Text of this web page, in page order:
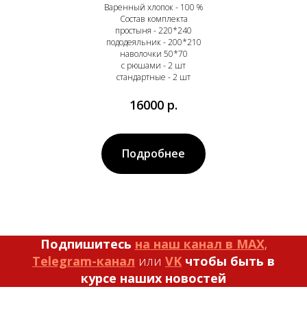
Варенный хлопок - 100 %
Состав комплекта
простыня - 220*240
пододеяльник - 200*210
наволочки 50*70
с рюшами - 2 шт
стандартные - 2 шт
16000 р.
Подробнее
Подпишитесь на наш канал в MAX,
Telegram-канал или VK чтобы быть в
курсе наших новостей